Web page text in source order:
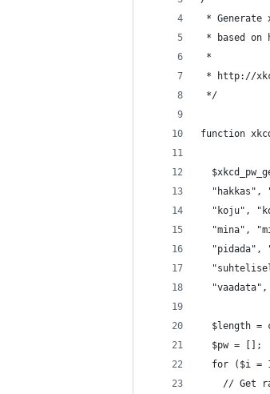
* Generate
* based on
*
* http://
*/
function
"hakkas",
"koju",
"mina",
"pidada",
$length =
  $pw = [];
for ($i =
// Get